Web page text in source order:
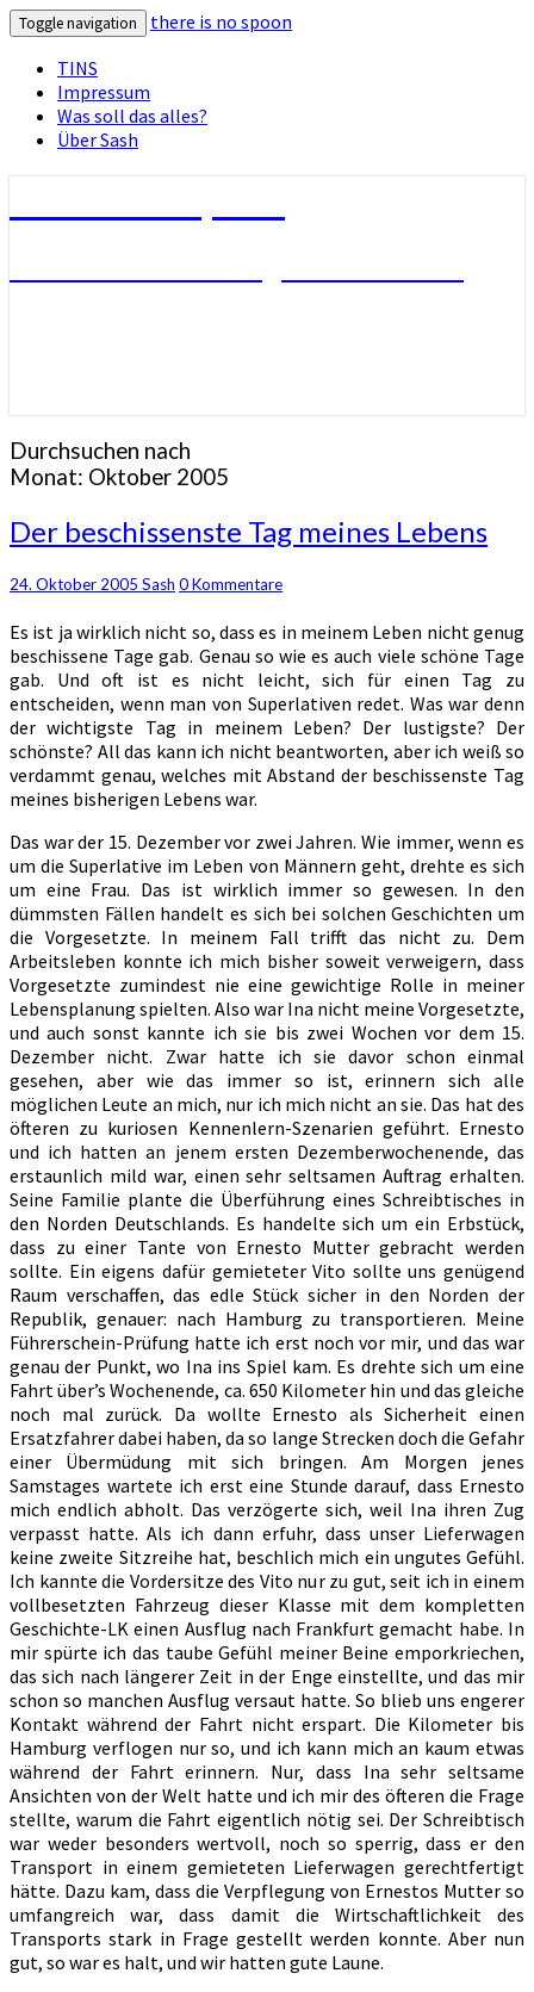
Toggle navigation
there is no spoon
TINS
Impressum
Was soll das alles?
Über Sash
Durchsuchen nach
Monat: Oktober 2005
Der
beschissenste
Tag
meines
Lebens
Der beschissenste Tag meines Lebens
24. Oktober 2005 Sash Kommentare
0 Kommentare
Es ist ja wirklich nicht so, dass es in meinem Leben nicht genug
beschissene Tage gab. Genau so wie es auch viele schöne Tage
gab. Und oft ist es nicht leicht, sich für einen Tag zu
entscheiden, wenn man von Superlativen redet. Was war denn
der wichtigste Tag in meinem Leben? Der lustigste? Der
schönste? All das kann ich nicht beantworten, aber ich weiß so
verdammt genau, welches mit Abstand der beschissenste Tag
meines bisherigen Lebens war.
Das war der 15. Dezember vor zwei Jahren. Wie immer, wenn es
um die Superlative im Leben von Männern geht, drehte es sich
um eine Frau. Das ist wirklich immer so gewesen. In den
dümmsten Fällen handelt es sich bei solchen Geschichten um
die Vorgesetzte. In meinem Fall trifft das nicht zu. Dem
Arbeitsleben konnte ich mich bisher soweit verweigern, dass
Vorgesetzte zumindest nie eine gewichtige Rolle in meiner
Lebensplanung spielten. Also war Ina nicht meine Vorgesetzte,
und auch sonst kannte ich sie bis zwei Wochen vor dem 15.
Dezember nicht. Zwar hatte ich sie davor schon einmal
gesehen, aber wie das immer so ist, erinnern sich alle
möglichen Leute an mich, nur ich mich nicht an sie. Das hat des
öfteren zu kuriosen Kennenlern-Szenarien geführt. Ernesto
und ich hatten an jenem ersten Dezemberwochenende, das
erstaunlich mild war, einen sehr seltsamen Auftrag erhalten.
Seine Familie plante die Überführung eines Schreibtisches in
den Norden Deutschlands. Es handelte sich um ein Erbstück,
dass zu einer Tante von Ernesto Mutter gebracht werden
sollte. Ein eigens dafür gemieteter Vito sollte uns genügend
Raum verschaffen, das edle Stück sicher in den Norden der
Republik, genauer: nach Hamburg zu transportieren. Meine
Führerschein-Prüfung hatte ich erst noch vor mir, und das war
genau der Punkt, wo Ina ins Spiel kam. Es drehte sich um eine
Fahrt über’s Wochenende, ca. 650 Kilometer hin und das gleiche
noch mal zurück. Da wollte Ernesto als Sicherheit einen
Ersatzfahrer dabei haben, da so lange Strecken doch die Gefahr
einer Übermüdung mit sich bringen. Am Morgen jenes
Samstages wartete ich erst eine Stunde darauf, dass Ernesto
mich endlich abholt. Das verzögerte sich, weil Ina ihren Zug
verpasst hatte. Als ich dann erfuhr, dass unser Lieferwagen
keine zweite Sitzreihe hat, beschlich mich ein ungutes Gefühl.
Ich kannte die Vordersitze des Vito nur zu gut, seit ich in einem
vollbesetzten Fahrzeug dieser Klasse mit dem kompletten
Geschichte-LK einen Ausflug nach Frankfurt gemacht habe. In
mir spürte ich das taube Gefühl meiner Beine emporkriechen,
das sich nach längerer Zeit in der Enge einstellte, und das mir
schon so manchen Ausflug versaut hatte. So blieb uns engerer
Kontakt während der Fahrt nicht erspart. Die Kilometer bis
Hamburg verflogen nur so, und ich kann mich an kaum etwas
während der Fahrt erinnern. Nur, dass Ina sehr seltsame
Ansichten von der Welt hatte und ich mir des öfteren die Frage
stellte, warum die Fahrt eigentlich nötig sei. Der Schreibtisch
war weder besonders wertvoll, noch so sperrig, dass er den
Transport in einem gemieteten Lieferwagen gerechtfertigt
hätte. Dazu kam, dass die Verpflegung von Ernestos Mutter so
umfangreich war, dass damit die Wirtschaftlichkeit des
Transports stark in Frage gestellt werden konnte. Aber nun
gut, so war es halt, und wir hatten gute Laune.